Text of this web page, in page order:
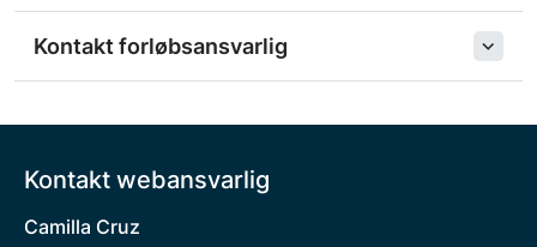
Kontakt forløbsansvarlig
Kontakt webansvarlig
Camilla Cruz